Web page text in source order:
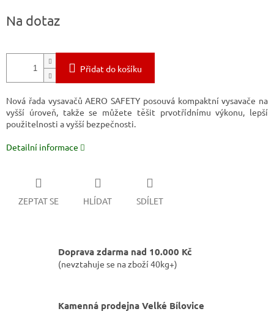
cena:
Na dotaz
Přidat do košíku
Nová řada vysavačů AERO SAFETY posouvá kompaktní vysavače na
vyšší úroveň, takže se můžete těšit prvotřídnímu výkonu, lepší
použitelnosti a vyšší bezpečnosti.
Detailní informace
ZEPTAT SE HLÍDAT SDÍLET
Doprava zdarma nad 10.000 Kč
(nevztahuje se na zboží 40kg+)
Kamenná prodejna Velké Bílovice